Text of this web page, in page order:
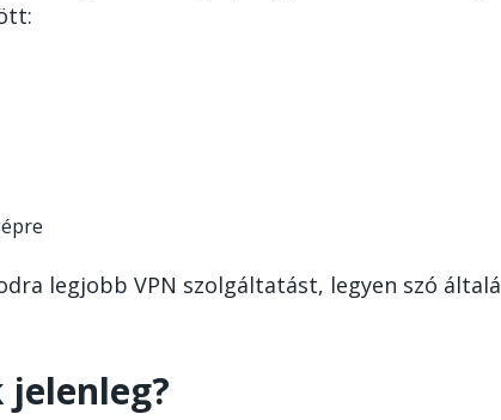
legjobb VPN szolgáltatást, legyen szó
jelenleg?